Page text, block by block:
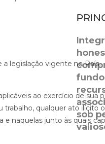
sob
legislação vigente no País,
ao exercício de sua
qualquer ato ilícito
naquelas junto às quais